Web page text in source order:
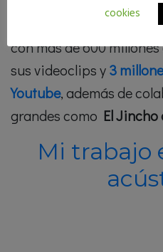
es uno de los más
con más de 600
sus videoclips y3
Youtube, además de
grandes como El
Mi trabajo
cookies